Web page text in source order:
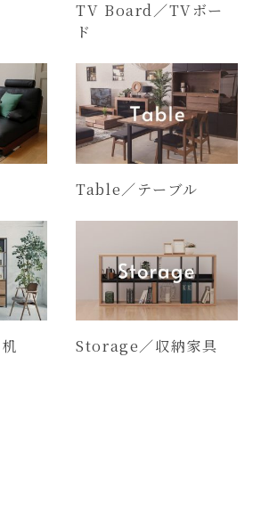
TV Board／TVボー
ド
Table／テーブル
Storage／収納家具